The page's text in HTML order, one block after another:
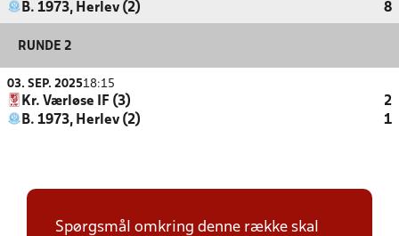
B. 1973, Herlev (2)
8
RUNDE 2
03. SEP. 202518:15
Kr. Værløse IF (3)
2
B. 1973, Herlev (2)
1
Spørgsmål omkring denne række skal